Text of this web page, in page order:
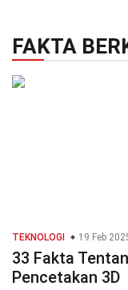
FAKTA
TEKNOLOGI 19 Feb
33 Fakta
Pencetakan 3D